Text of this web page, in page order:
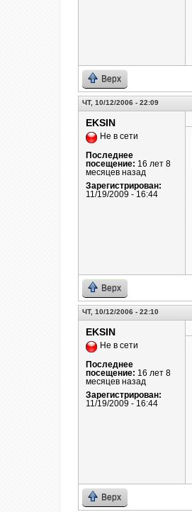
Верх
ЧТ, 10/12/2006 - 22:09
EKSIN
Не в сети
Последнее
посещение: 16 лет 8
месяцев назад
Зарегистрирован:
11/19/2009 - 16:44
Верх
ЧТ, 10/12/2006 - 22:10
EKSIN
Не в сети
Последнее
посещение: 16 лет 8
месяцев назад
Зарегистрирован:
11/19/2009 - 16:44
Верх